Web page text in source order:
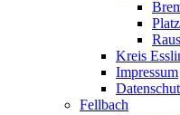
Kreis
Impressum
Fellbach